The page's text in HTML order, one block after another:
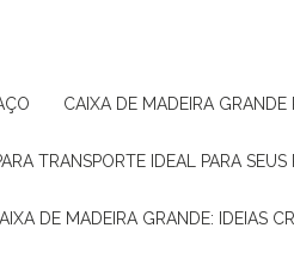
CAIXA DE MADEIRA
TRANSPORTE IDEAL PARA
CAIXA DE MADEIRA GRANDE: IDEIAS